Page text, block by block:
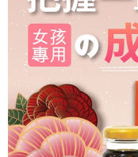
１．於結帳方式選擇「
結帳頁面，進行簡訊認證
２．訂單成立數日內，您將
３．收到繳費通知簡訊後
ATM／網路銀行／等多元
※ 請注意：結帳手續完成
購買商品的店家。未經商家
後付繳納相關費用。
※ 交易是否成功請以「
是否繳費成功／繳費後需取
客戶支援中心」 https://
7-11取貨付款
每筆NT$70，滿
宅配
每筆NT$80，滿NT$600(
郵局（離島配送）
每筆NT$125